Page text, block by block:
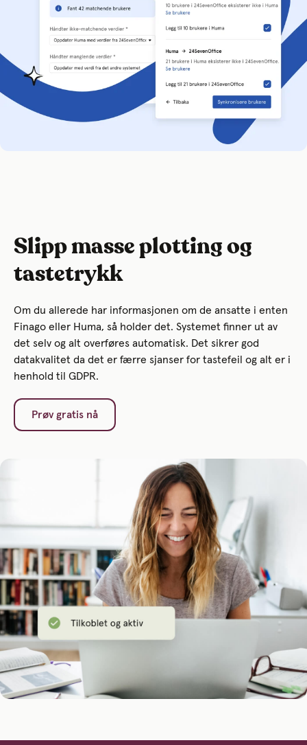
Slipp masse plotting og
tastetrykk
Om du allerede har informasjonen om de ansatte i enten
Finago eller Huma, så holder det. Systemet finner ut av
det selv og alt overføres automatisk. Det sikrer god
datakvalitet da det er færre sjanser for tastefeil og alt er i
henhold til GDPR.
Prøv gratis nå